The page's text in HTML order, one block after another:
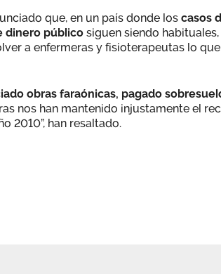
que, en un país donde los casos
dinero público siguen siendo
a enfermeras y fisioterapeutas lo
obras faraónicas, pagado
nos han mantenido injustamente el
2010”, han resaltado.